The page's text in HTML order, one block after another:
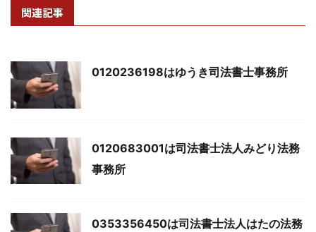
関連記事
0120236198はゆうき司法書士事務所
0120683001は司法書士法人みどり法務
事務所
0353356450は司法書士法人はたの法務